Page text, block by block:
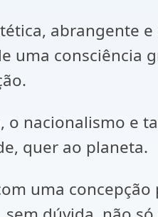
abrangente e
uma consciência
nacionalismo e
quer ao planeta.
uma concepção